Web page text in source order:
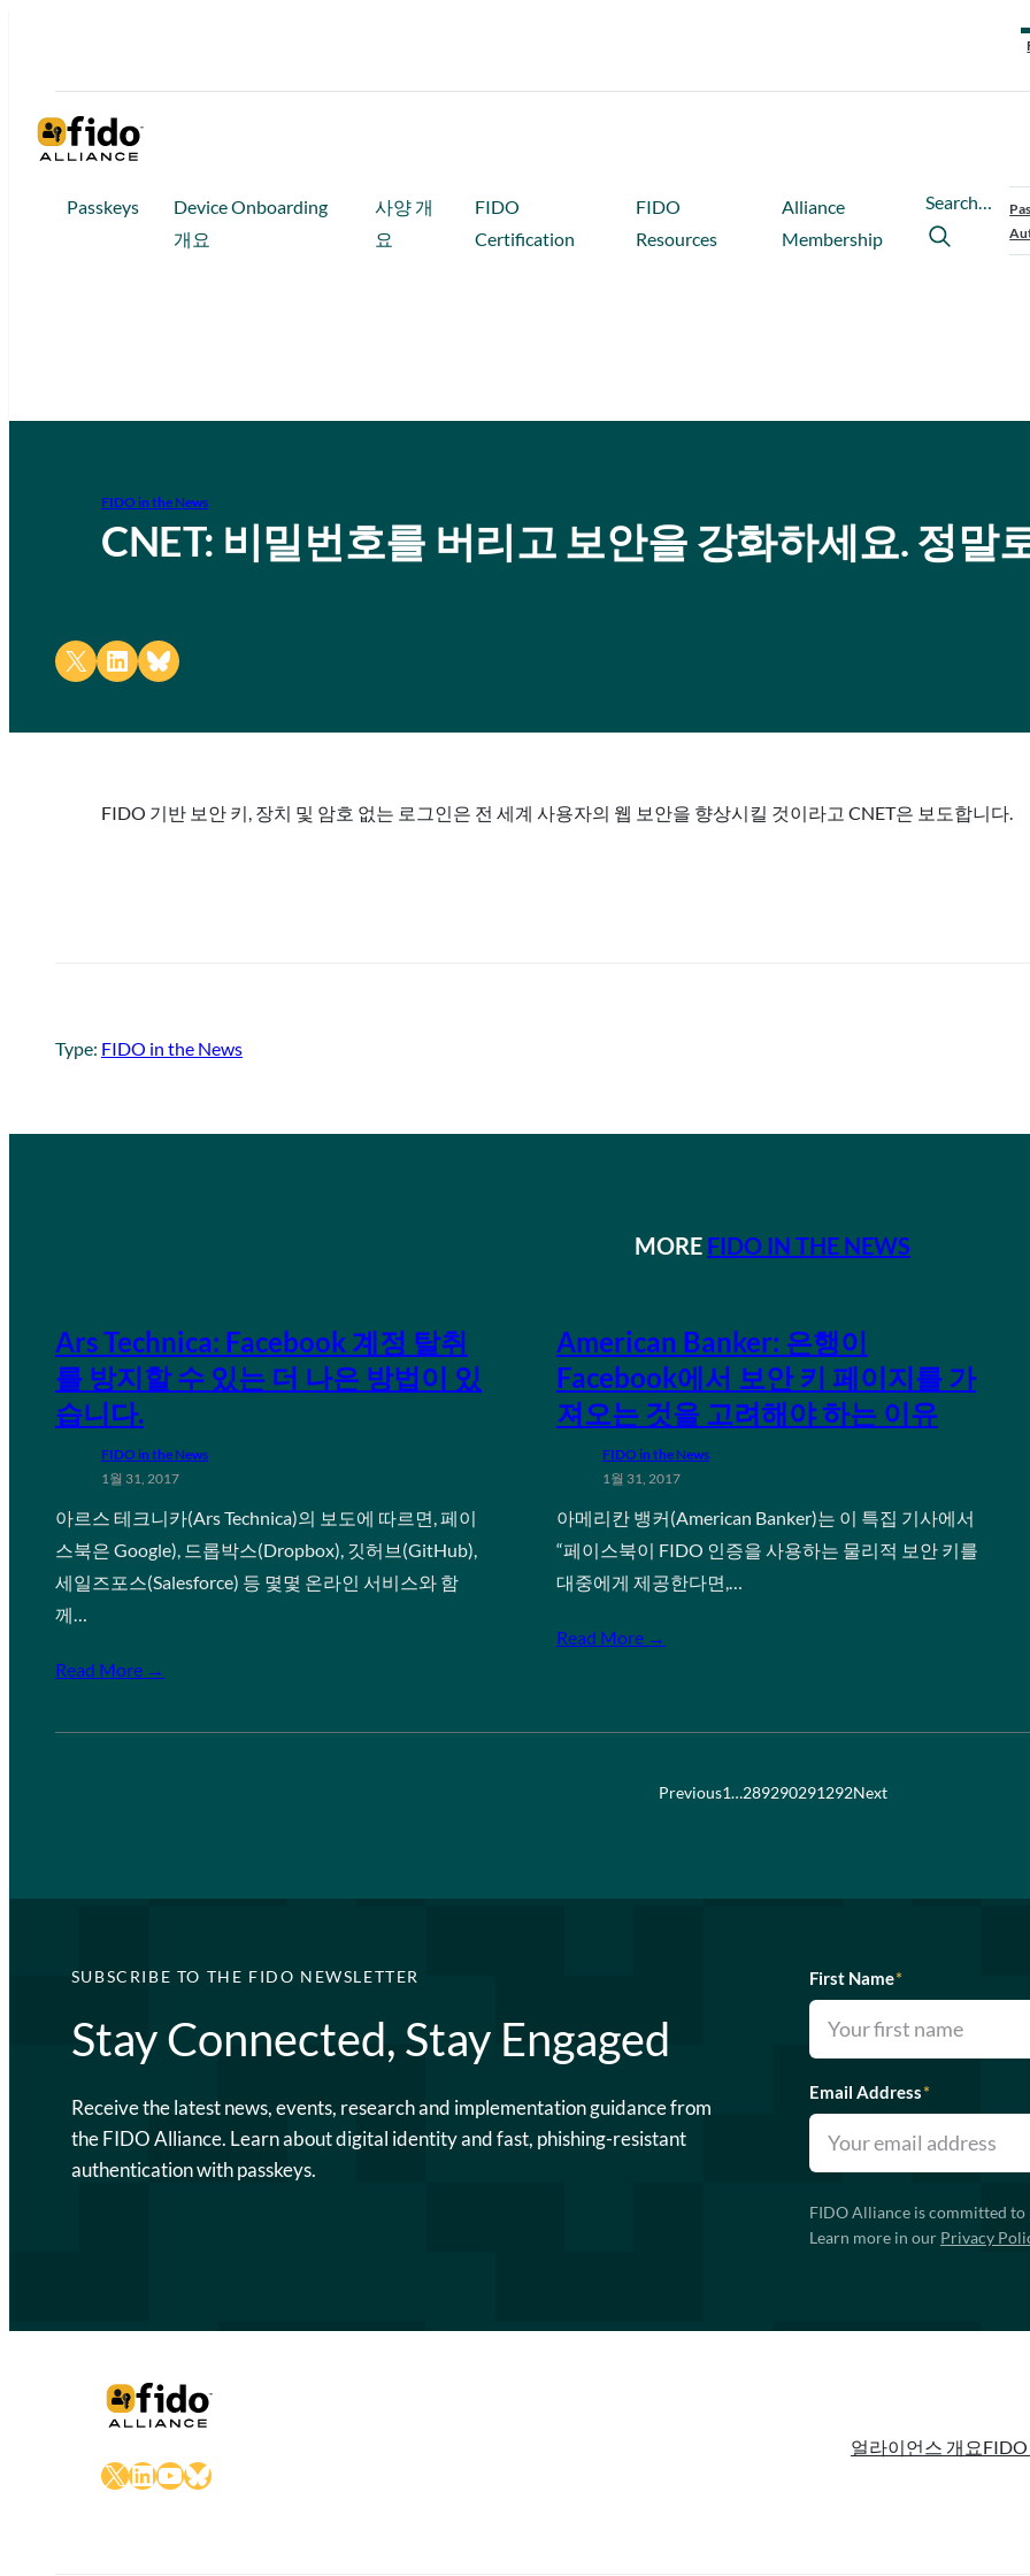
Passkeys
Device Onboarding
개요
사양 개
요
FIDO
Certification
FIDO
Resources
Alliance
Membership
Search…
FIDO in the News
CNET: 비밀번호를 버리고 보안을 강화하세요. 정말
Share on X Share on LinkedIn
Share on Bluesky
FIDO 기반 보안 키, 장치 및 암호 없는 로그인은 전 세계 사용자의 웹 보안을 향상시킬 것이라고 CNET은 보도합니다.
Type: FIDO in the News
MORE FIDO IN THE NEWS
Ars Technica: Facebook 계정 탈취
를 방지할 수 있는 더 나은 방법이 있
습니다.
FIDO in the News
1월 31, 2017
아르스 테크니카(Ars Technica)의 보도에 따르면, 페이
스북은 Google), 드롭박스(Dropbox), 깃허브(GitHub),
세일즈포스(Salesforce) 등 몇몇 온라인 서비스와 함
께…
Read More →
American Banker: 은행이
Facebook에서 보안 키 페이지를 가
져오는 것을 고려해야 하는 이유
FIDO in the News
1월 31, 2017
아메리칸 뱅커(American Banker)는 이 특집 기사에서
“페이스북이 FIDO 인증을 사용하는 물리적 보안 키를
대중에게 제공한다면,…
Read More →
Previous1…289290291292Next
SUBSCRIBE TO THE FIDO NEWSLETTER
Stay Connected, Stay Engaged
Receive the latest news, events, research and implementation guidance from
the FIDO Alliance. Learn about digital identity and fast, phishing-resistant
authentication with passkeys.
First Name*
Email Address*
FIDO Alliance is committed
Learn more in our Privacy
X LinkedIn
YouTube
Bluesky
얼라이언스 개요FIDO